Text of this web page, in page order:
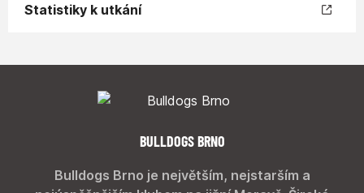
Statistiky k utkání
BULLDOGS BRNO
Bulldogs Brno je největším, nejstarším a